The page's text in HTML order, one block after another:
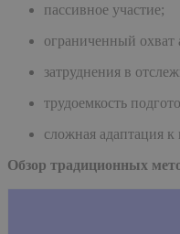
пассивное участие;
ограниченный охват
затруднения в
трудоемкость
сложная адаптация
Обзор традиционных